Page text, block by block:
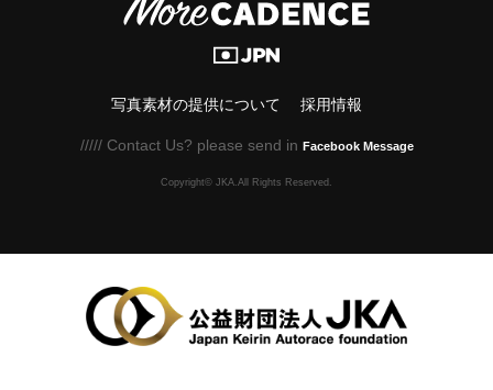
写真素材の提供について 採用情報
///// Contact Us? please send in Facebook Message
Copyright© JKA.All Rights Reserved.